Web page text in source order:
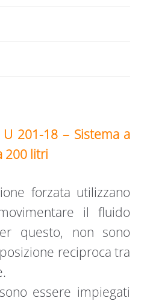
U 201-18 – Sistema a
200 litri
forzata utilizzano
il fluido
questo, non sono
reciproca tra
essere impiegati